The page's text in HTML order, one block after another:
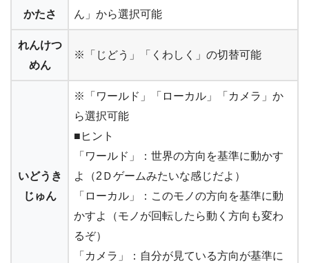
かたさ
ん」から選択可能
れんけつ
めん
※「じどう」「くわしく」の切替可能
いどうき
じゅん
※「ワールド」「ローカル」「カメラ」か
ら選択可能
■ヒント
「ワールド」：世界の方向を基準に動かす
よ（2Ｄゲームみたいな感じだよ）
「ローカル」：このモノの方向を基準に動
かすよ（モノが回転したら動く方向も変わ
るぞ）
「カメラ」：自分が見ている方向が基準に